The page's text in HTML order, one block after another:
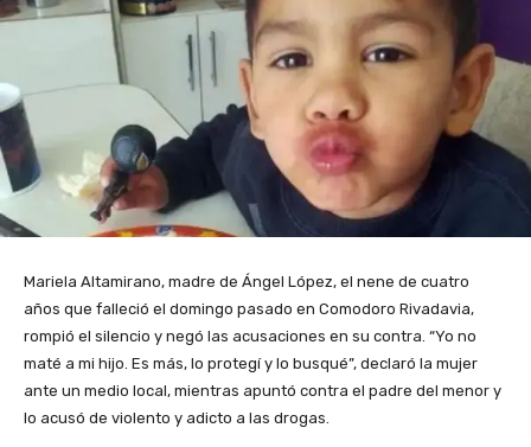
Mariela Altamirano, madre de Ángel López, el nene de cuatro
años que falleció el domingo pasado en Comodoro Rivadavia,
rompió el silencio y negó las acusaciones en su contra. “Yo no
maté a mi hijo. Es más, lo protegí y lo busqué”, declaró la mujer
ante un medio local, mientras apuntó contra el padre del menor y
lo acusó de violento y adicto a las drogas.